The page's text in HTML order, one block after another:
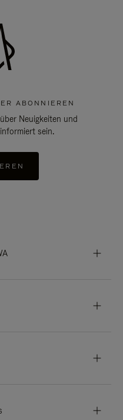
ABONNIEREN
Neuigkeiten und
sein.